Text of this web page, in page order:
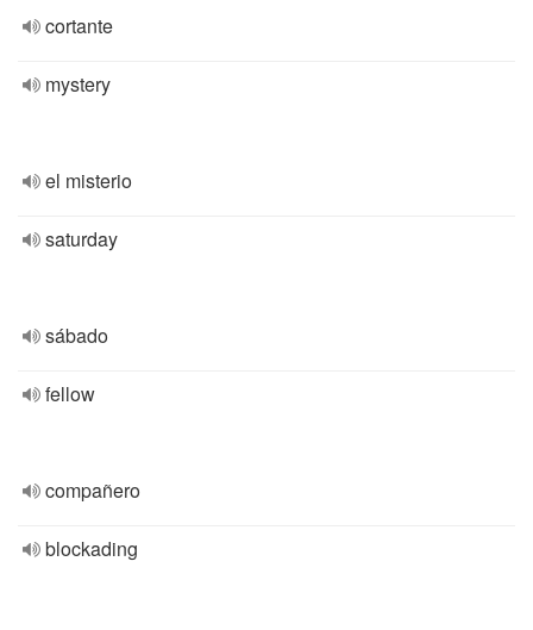
cortante
mystery
el misterio
saturday
sábado
fellow
compañero
blockading